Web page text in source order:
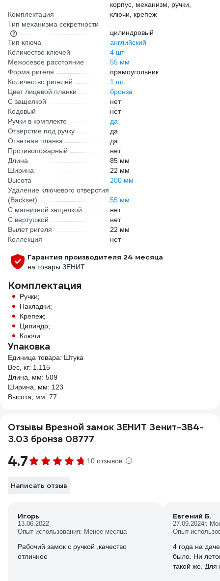
Комплектация
корпус, механизм, ручки,
ключи, крепеж
Тип механизма секретности
цилиндровый
Тип ключа
английский
Количество ключей
4 шт
Межосевое расстояние
55 мм
Форма ригеля
прямоугольник
Количество ригелей
1 шт
Цвет лицевой планки
бронза
С защелкой
нет
Кодовый
нет
Ручки в комплекте
да
Отверстие под ручку
да
Ответная планка
да
Противопожарный
нет
Длина
85 мм
Ширина
22 мм
Высота
200 мм
Удаление ключевого отверстия
(Backset)
55 мм
С магнитной защелкой
нет
С вертушкой
нет
Вылет ригеля
22 мм
Коллекция
нет
Гарантия производителя 24 месяца
на товары ЗЕНИТ
Комплектация
Ручки;
Накладки;
Крепеж;
Цилиндр;
Ключи.
Упаковка
Единица товара: Штука
Вес, кг: 1.115
Длина, мм: 509
Ширина, мм: 123
Высота, мм: 77
Отзывы Врезной замок ЗЕНИТ Зенит-ЗВ4-
3.03 бронза 08777
4.7 10 отзывов
Написать отзыв
Игорь
13.06.2022
Опыт использования: Менее месяца
Рабочий замок с ручкой ,качество
отличное
Евгений Б.
27.09.2024г.
Опыт
4 года на
было. Ни
такой же. Для